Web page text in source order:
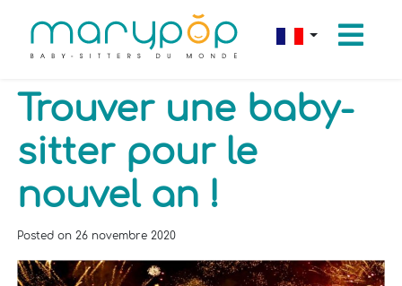
Trouver une baby-
sitter pour le
nouvel an !
Posted on26 novembre 2020